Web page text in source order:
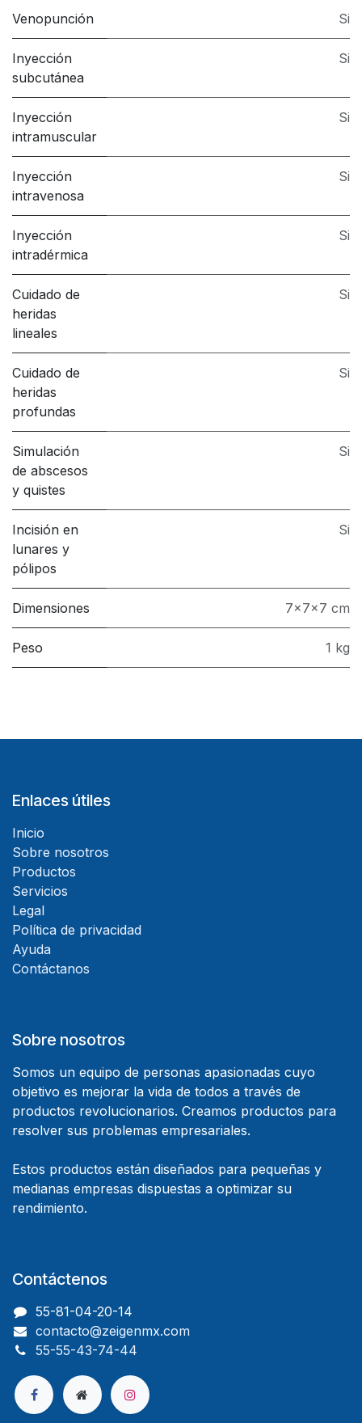
Venopunción Si
Inyección
subcutánea
Si
Inyección
intramuscular
Si
Inyección
intravenosa
Si
Inyección
intradérmica
Si
Cuidado de
heridas
lineales
Si
Cuidado de
heridas
profundas
Si
Simulación
de abscesos
y quistes
Si
Incisión en
lunares y
pólipos
Si
Dimensiones 7x7x7 cm
Peso 1 kg
Enlaces útiles
Inicio
Sobre nosotros
Productos
Servicios
Legal
Política de privacidad
Ayuda
Contáctanos
Sobre nosotros
Somos un equipo de personas apasionadas cuyo
objetivo es mejorar la vida de todos a través de
productos revolucionarios. Creamos productos para
resolver sus problemas empresariales.
Estos productos están diseñados para pequeñas y
medianas empresas dispuestas a optimizar su
rendimiento.
Contáctenos
55-81-04-20-14
contacto@zeigenmx.com
55-55-43-74-44